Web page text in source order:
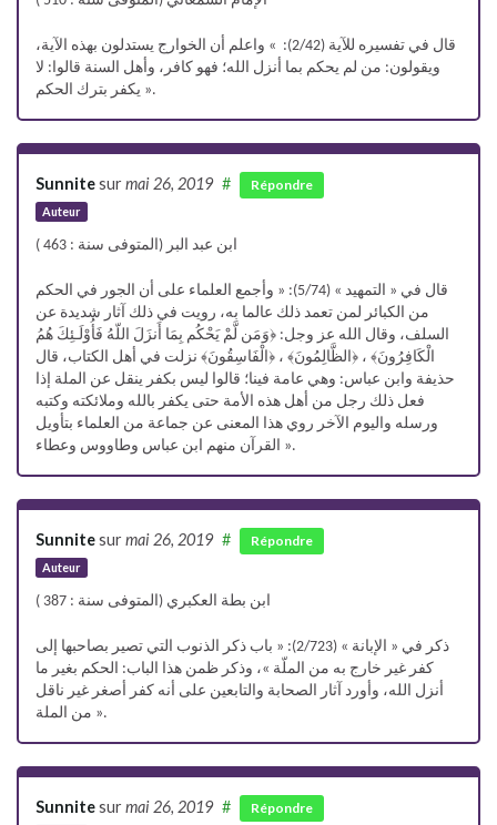
قال في تفسيره للآية (2/42): » واعلم أن الخوارج يستدلون بهذه الآية،
ويقولون: من لم يحكم بما أنزل الله؛ فهو كافر، وأهل السنة قالوا: لا
يكفر بترك الحكم ».
Sunnitesur mai 26, 2019
Auteur
# Répondre
ابن عبد البر (المتوفى سنة : 463 )
قال في « التمهيد » (5/74): « وأجمع العلماء على أن الجور في الحكم
من الكبائر لمن تعمد ذلك عالما به، رويت في ذلك آثار شديدة عن
السلف، وقال الله عز وجل: ﴿وَمَن لَّمْ يَحْكُم بِمَا أَنزَلَ اللّهُ فَأُوْلَـئِكَ هُمُ
الْكَافِرُونَ﴾ ، ﴿الظَّالِمُونَ﴾ ، ﴿الْفَاسِقُونَ﴾ نزلت في أهل الكتاب، قال
حذيفة وابن عباس: وهي عامة فينا؛ قالوا ليس بكفر ينقل عن الملة إذا
فعل ذلك رجل من أهل هذه الأمة حتى يكفر بالله وملائكته وكتبه
ورسله واليوم الآخر روي هذا المعنى عن جماعة من العلماء بتأويل
القرآن منهم ابن عباس وطاووس وعطاء ».
Sunnitesur mai 26, 2019
Auteur
# Répondre
ابن بطة العكبري (المتوفى سنة : 387 )
ذكر في « الإبانة » (2/723): « باب ذكر الذنوب التي تصير بصاحبها إلى
كفر غير خارج به من الملّة »، وذكر ظمن هذا الباب: الحكم بغير ما
أنزل الله، وأورد آثار الصحابة والتابعين على أنه كفر أصغر غير ناقل
من الملة ».
Sunnitesur mai 26, 2019 # Répondre